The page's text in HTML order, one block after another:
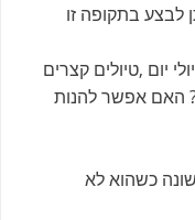
לבצע בתקופה זו
יום ,טיולים קצרים
האם אפשר להנות
כשהוא לא